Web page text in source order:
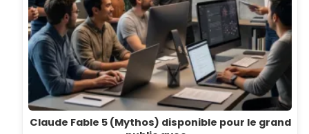
Claude Fable 5 (Mythos) disponible pour le grand